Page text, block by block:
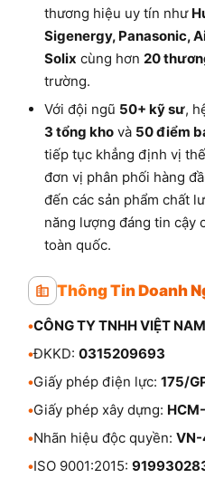
thương hiệu uy tín như
Sigenergy, Panasonic,
Solix cùng hơn 20
trường.
Với đội ngũ 50+ kỹ sư,
3 tổng kho và 50 điểm
tiếp tục khẳng định vị
đơn vị phân phối hàng
đến các sản phẩm chất
năng lượng đáng tin cậy
toàn quốc.
Thông Tin Doanh
•CÔNG TY TNHH VIỆT
•ĐKKD: 0315209693
•Giấy phép điện lực: 175/
•Giấy phép xây dựng:
•Nhãn hiệu độc quyền:
•ISO 9001:2015: